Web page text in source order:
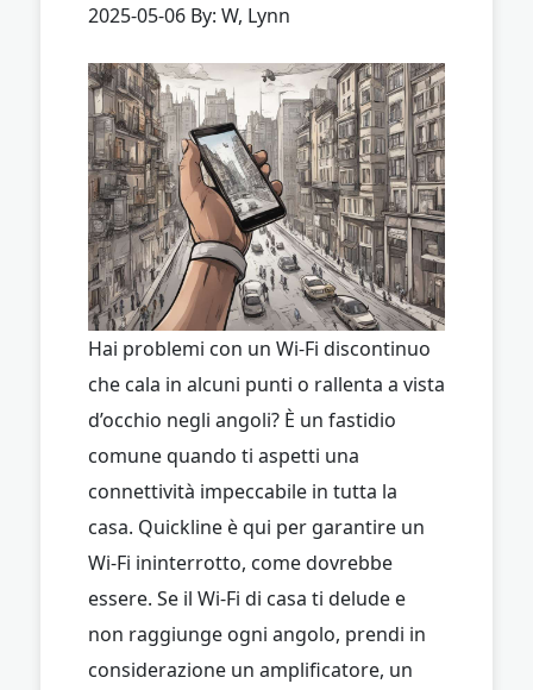
2025-05-06 By: W, Lynn
Hai problemi con un Wi-Fi discontinuo
che cala in alcuni punti o rallenta a vista
d’occhio negli angoli? È un fastidio
comune quando ti aspetti una
connettività impeccabile in tutta la
casa. Quickline è qui per garantire un
Wi-Fi ininterrotto, come dovrebbe
essere. Se il Wi-Fi di casa ti delude e
non raggiunge ogni angolo, prendi in
considerazione un amplificatore, un